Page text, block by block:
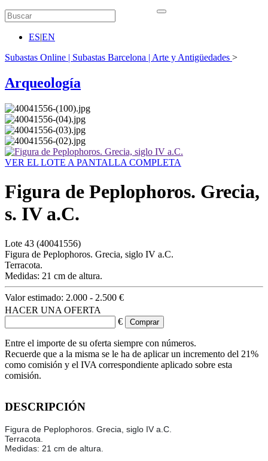
ES|EN
Subastas Online | Subastas Barcelona | Arte y Antigüedades >
Arqueología
VER EL LOTE A PANTALLA COMPLETA
Figura de Peplophoros. Grecia,
s. IV a.C.
Lote 43 (40041556)
Figura de Peplophoros. Grecia, siglo IV a.C.
Terracota.
Medidas: 21 cm de altura.
Valor estimado: 2.000 - 2.500 €
HACER UNA OFERTA
€
Entre el importe de su oferta siempre con números.
Recuerde que a la misma se le ha de aplicar un incremento del 21%
como comisión y el IVA correspondiente aplicado sobre esta
comisión.
DESCRIPCIÓN
Figura de Peplophoros. Grecia, siglo IV a.C.
Terracota.
Medidas: 21 cm de altura.